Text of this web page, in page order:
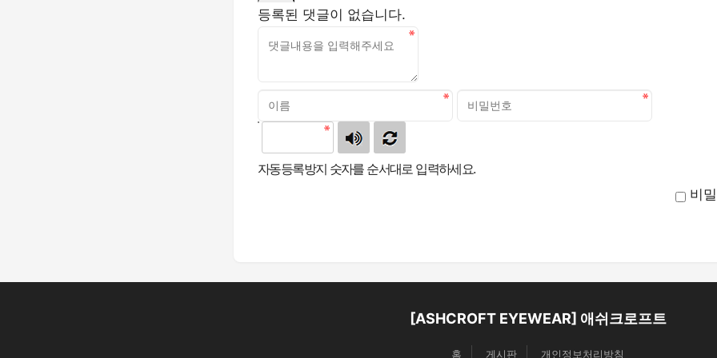
등록된 댓글이 없습니다.
자동등록방지 숫자를 순서대로 입력하세요.
비
[ASHCROFT EYEWEAR] 애쉬크로프트
홈 게시판 개인정보처리방침